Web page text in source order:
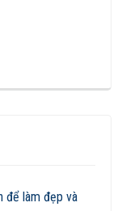
để làm đẹp và